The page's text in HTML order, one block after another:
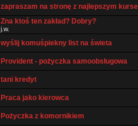
zapraszam na stronę z najlepszym
Zna ktoś ten zakład? Dobry?
j.w.
wyślij komuśpiekny list na świeta
Provident - pożyczka samoobsługowa
tani kredyt
Praca jako kierowca
Pożyczka z komornikiem